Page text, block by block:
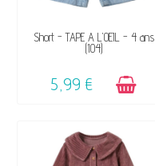
DISPONIBLE
Short - TAPE A L'OEIL - 4 ans
(104)
5,99 €